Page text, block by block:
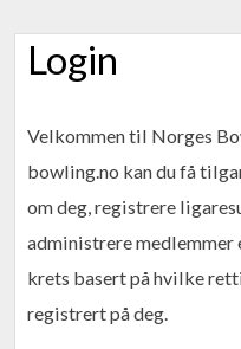
Login
Velkommen til Norges
bowling.no kan du få
om deg, registrere
administrere
krets basert på hvilke
registrert på deg.